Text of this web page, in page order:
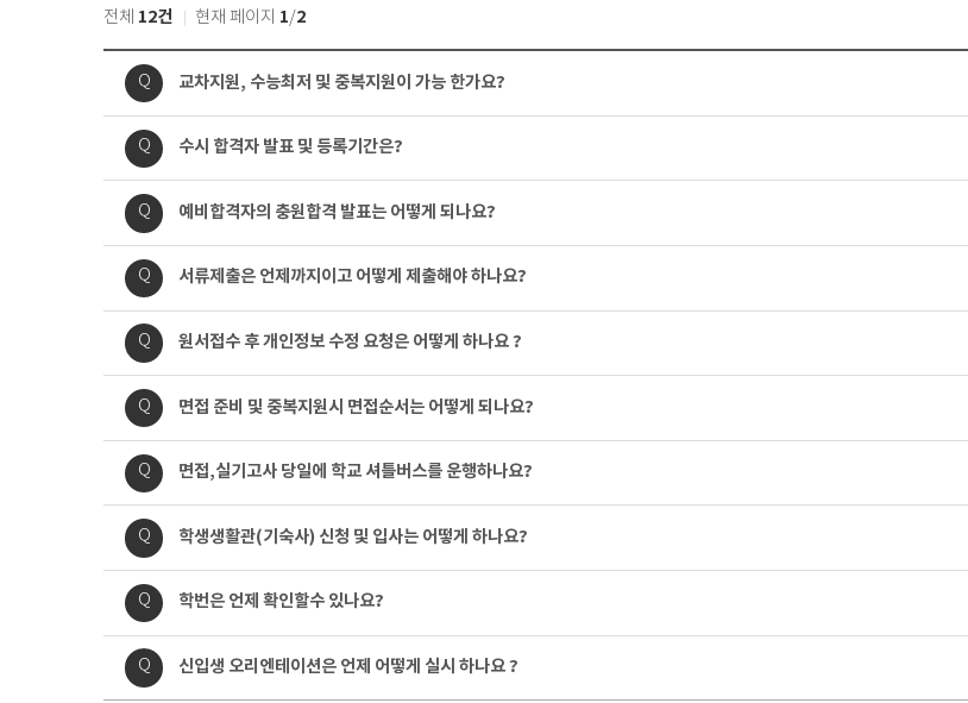
전체 12건 현재 페이지 1/2
Q질
문
질
내
용
교차지원, 수능최저 및 중복지원이 가능 한가요?
Q질
문
질
용
수시 합격자 발표 및 등록기간은?
Q질
문
질
내
용
예비합격자의 충원합격 발표는 어떻게 되나요?
Q질
문
질
용
서류제출은 언제까지이고 어떻게 제출해야 하나요?
Q질
문
질
용
원서접수 후 개인정보 수정 요청은 어떻게 하나요 ?
Q질
문
질
내
용
면접 준비 및 중복지원시 면접순서는 어떻게 되나요?
Q질
문
질
용
면접,실기고사 당일에 학교 셔틀버스를 운행하나요?
Q질
문
질
내
용
학생생활관(기숙사) 신청 및 입사는 어떻게 하나요?
Q질
문
질
용
학번은 언제 확인할수 있나요?
Q질
문
질
신입생 오리엔테이션은 언제 어떻게 실시 하나요 ?